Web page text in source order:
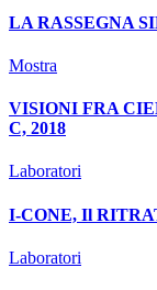
LA RASSEGNA
Mostra
VISIONI FRA
C, 2018
Laboratori
I-CONE, Il
Laboratori